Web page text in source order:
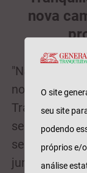
nova
"Não Poupe
nova
Tranquilidade
segmento de
seguros para
juntarem os
O site
seu site
podendo
próprios e/
análise